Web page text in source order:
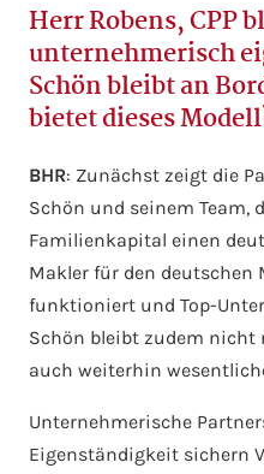
Herr Robens, CPP
unternehmerisch
Schön bleibt an
bietet dieses
BHR: Zunächst zeigt die
Schön und seinem Team,
Familienkapital einen
Makler für den
funktioniert und Top-
Schön bleibt zudem nicht
auch weiterhin
Unternehmerische
Eigenständigkeit sichern